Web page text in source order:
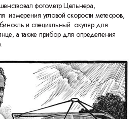
фотометр Цельнера,
измерения угловой скорости метеоров,
и специальный окуляр для
а также прибор для определения